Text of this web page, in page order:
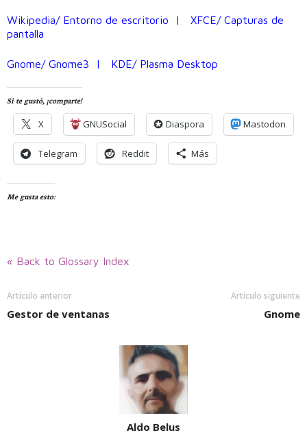
Wikipedia/ Entorno de escritorio |
XFCE/ Capturas de
pantalla
Gnome/ Gnome3 | KDE/ Plasma Desktop
Si te gustó, ¡comparte!
X GNUSocial Diaspora Mastodon
Telegram Reddit Más
Me gusta esto:
« Back to Glossary Index
Artículo anterior
Gestor de ventanas
Artículo siguiente
Gnome
Aldo Belus